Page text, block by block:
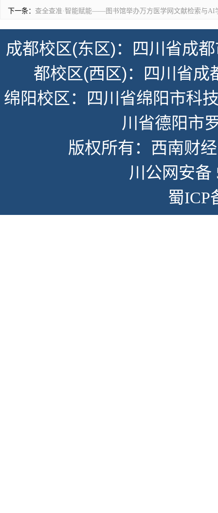
下一条： 查全查准·智能赋能——图书馆举办万方医学网文献检索与AI
成都校区(东区)：四川省成
都校区(西区)：四川省成
绵阳校区：四川省绵阳市科
川省德阳市
版权所有：西南财
川公网安备
蜀ICP